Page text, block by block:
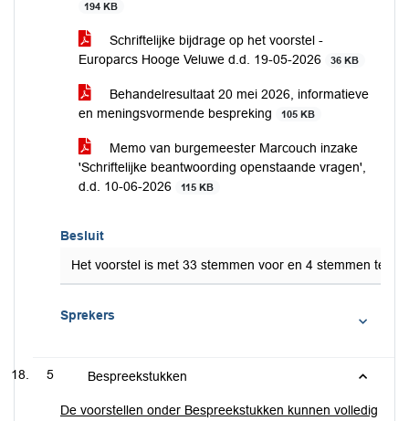
194 KB
Schriftelijke bijdrage op het voorstel -
Europarcs Hooge Veluwe d.d. 19-05-2026
36 KB
Behandelresultaat 20 mei 2026, informatieve
en meningsvormende bespreking
105 KB
Memo van burgemeester Marcouch inzake
'Schriftelijke beantwoording openstaande vragen',
d.d. 10-06-2026
115 KB
Besluit
Het voorstel is met 33 stemmen voor en 4 stemmen
Sprekers
5 Bespreekstukken
De voorstellen onder Bespreekstukken kunnen volledig